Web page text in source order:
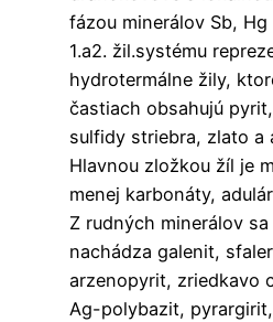
fázou minerálov Sb,
1.a2. žil.systému
hydrotermálne žily,
častiach obsahujú
sulfidy striebra, zlato a
Hlavnou zložkou žíl je
menej karbonáty,
Z rudných minerálov
nachádza galenit,
arzenopyrit, zriedkavo
Ag-polybazit,